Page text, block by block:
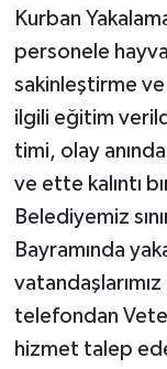
Kurban
personele
sakinleştirme ve
ilgili eğitim
timi, olay
ve ette kalıntı
Belediyemiz
Bayramında
telefondan
hizmet talep